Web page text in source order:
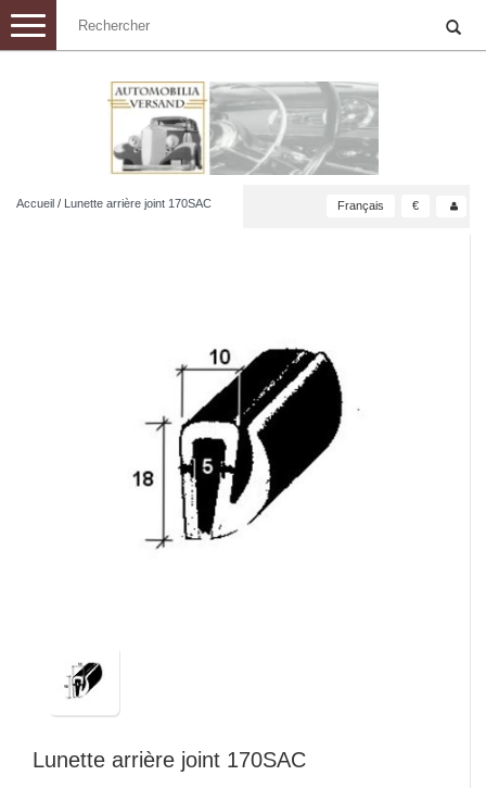
Toggle
navigation
Accueil / Lunette arrière joint 170SAC Français €
Lunette arrière joint 170SAC